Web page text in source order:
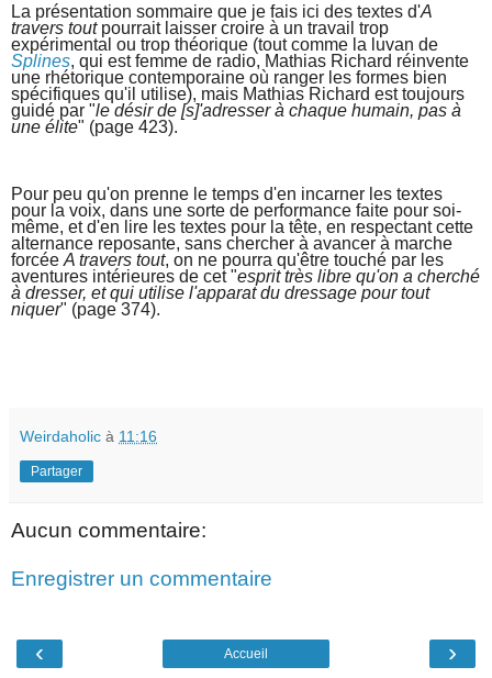
La présentation sommaire que je fais ici des textes d'A
travers toutpourrait laisser croire à un travail trop
expérimental ou trop théorique (tout comme la luvan de
Splines, qui est femme de radio, Mathias Richard réinvente
une rhétorique contemporaine où ranger les formes bien
spécifiques qu'il utilise), mais Mathias Richard est toujours
guidé par "le désir de [s]'adresser à chaque humain, pas à
une élite" (page 423).
Pour peu qu'on prenne le temps d'en incarner les textes
pour la voix, dans une sorte de performance faite pour soi-
même, et d'en lire les textes pour la tête, en respectant cette
alternance reposante, sans chercher à avancer à marche
forcée A travers tout, on ne pourra qu'être touché par les
aventures intérieures de cet "esprit très libre qu'on a cherché
à dresser, et qui utilise l'apparat du dressage pour tout
niquer" (page 374).
Weirdaholic à 11:16
Partager
Aucun commentaire:
Enregistrer un commentaire
‹ ›
Accueil